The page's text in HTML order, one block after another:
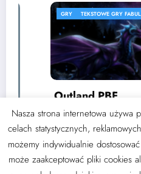
TEKSTOWE GRY FABULARNE
Outland PBF
3 września 2024 Thoran
Nasza strona internetowa używa
celach statystycznych,
możemy indywidualnie
może zaakceptować pliki cookies